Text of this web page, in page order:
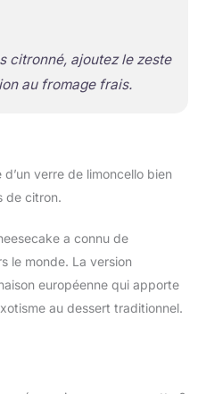
citronné, ajoutez le zeste
au fromage frais.
verre de limoncello bien
de citron.
a connu de
le monde. La version
européenne qui apporte
au dessert traditionnel.